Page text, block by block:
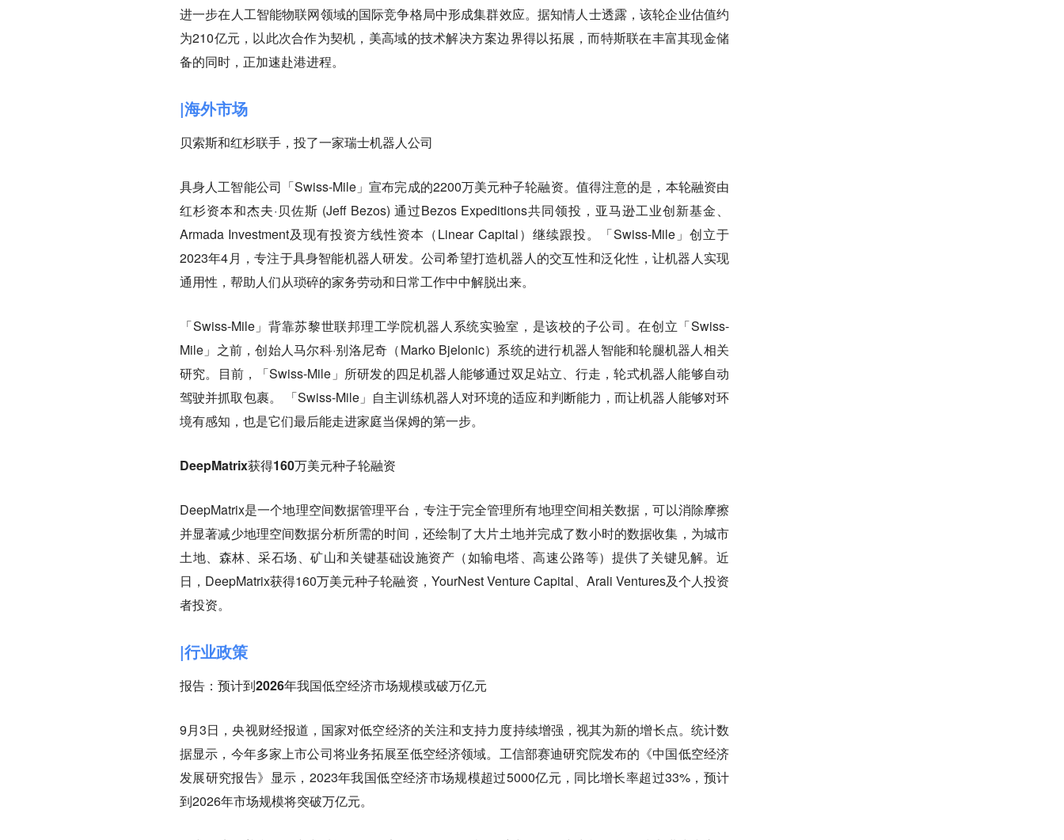
进一步在人工智能物联网领域的国际竞争格局中形成集群效应。据知情人士透露，该轮企业估值约
为210亿元，以此次合作为契机，美高域的技术解决方案边界得以拓展，而特斯联在丰富其现金储
备的同时，正加速赴港进程。
|海外市场
贝索斯和红杉联手，投了一家瑞士机器人公司
具身人工智能公司「Swiss-Mile」宣布完成的2200万美元种子轮融资。值得注意的是，本轮融资由
红杉资本和杰夫·贝佐斯 (Jeff Bezos) 通过Bezos Expeditions共同领投，亚马逊工业创新基金、
Armada Investment及现有投资方线性资本（Linear Capital）继续跟投。「Swiss-Mile」创立于
2023年4月，专注于具身智能机器人研发。公司希望打造机器人的交互性和泛化性，让机器人实现
通用性，帮助人们从琐碎的家务劳动和日常工作中中解脱出来。
「Swiss-Mile」背靠苏黎世联邦理工学院机器人系统实验室，是该校的子公司。在创立「Swiss-
Mile」之前，创始人马尔科·别洛尼奇（Marko Bjelonic）系统的进行机器人智能和轮腿机器人相关
研究。目前，「Swiss-Mile」所研发的四足机器人能够通过双足站立、行走，轮式机器人能够自动
驾驶并抓取包裹。 「Swiss-Mile」自主训练机器人对环境的适应和判断能力，而让机器人能够对环
境有感知，也是它们最后能走进家庭当保姆的第一步。
DeepMatrix获得160万美元种子轮融资
DeepMatrix是一个地理空间数据管理平台，专注于完全管理所有地理空间相关数据，可以消除摩擦
并显著减少地理空间数据分析所需的时间，还绘制了大片土地并完成了数小时的数据收集，为城市
土地、森林、采石场、矿山和关键基础设施资产（如输电塔、高速公路等）提供了关键见解。近
日，DeepMatrix获得160万美元种子轮融资，YourNest Venture Capital、Arali Ventures及个人投资
者投资。
|行业政策
报告：预计到2026年我国低空经济市场规模或破万亿元
9月3日，央视财经报道，国家对低空经济的关注和支持力度持续增强，视其为新的增长点。统计数
据显示，今年多家上市公司将业务拓展至低空经济领域。工信部赛迪研究院发布的《中国低空经济
发展研究报告》显示，2023年我国低空经济市场规模超过5000亿元，同比增长率超过33%，预计
到2026年市场规模将突破万亿元。